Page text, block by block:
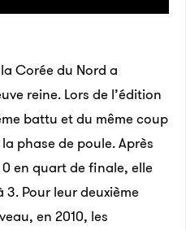
Corée du Nord a
reine. Lors de l’édition
battu et du même coup
phase de poule. Après
en quart de finale, elle
Pour leur deuxième
en 2010, les